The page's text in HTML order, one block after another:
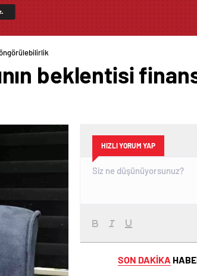
beklentisi
HIZLI YORUM YAP
SON DAKİKA